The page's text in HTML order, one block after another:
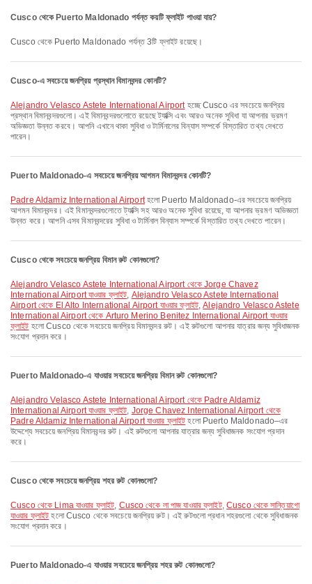
Cusco থেকে Puerto Maldonado পর্যন্ত কয়টি ফ্লাইট পাওয়া যায়?
Cusco থেকে Puerto Maldonado পর্যন্ত 3টি ফ্লাইট রয়েছে।
Cusco-এ সবচেয়ে জনপ্রিয় প্রস্থান বিমানবন্দর কোনটি?
Alejandro Velasco Astete International Airportহচ্ছে Cusco এর সবচেয়ে জনপ্রিয়
প্রস্থান বিমানবন্দরগুলো। এই বিমানবন্দরগুলোতে রয়েছে ট্যাক্সি এবং আরও অনেক সুবিধা যা আপনার ভ্রমণ
অভিজ্ঞতা উন্নত করবে। আপনি এখানে থাকা সুবিধা ও টার্মিনালের বিন্যাস সম্পর্কে বিস্তারিত তথ্য দেখতে
পারেন।
Puerto Maldonado-এ সবচেয়ে জনপ্রিয় আগমন বিমানবন্দর কোনটি?
Padre Aldamiz International Airportহলো Puerto Maldonado-এর সবচেয়ে জনপ্রিয়
আগমন বিমানবন্দর। এই বিমানবন্দরগুলোতে ট্যাক্সি সহ আরও অনেক সুবিধা রয়েছে, যা আপনার ভ্রমণ অভিজ্ঞতা
উন্নত করে। আপনি এসব বিমানবন্দরের সুবিধা ও টার্মিনাল বিন্যাস সম্পর্কে বিস্তারিত তথ্য দেখতে পারেন।
Cusco থেকে সবচেয়ে জনপ্রিয় বিমান রুট কোনগুলো?
Alejandro Velasco Astete International Airport থেকে Jorge Chavez
International Airport যাওয়ার ফ্লাইট, Alejandro Velasco Astete International
Airport থেকে El Alto International Airport যাওয়ার ফ্লাইট,Alejandro Velasco Astete
International Airport থেকে Arturo Merino Benitez International Airport যাওয়ার
ফ্লাইট হলো Cusco থেকে সবচেয়ে জনপ্রিয় বিমানবন্দর রুট। এই রুটগুলো আপনার যাত্রার জন্য সুবিধাজনক
সংযোগ প্রদান করে।
Puerto Maldonado-এ যাওয়ার সবচেয়ে জনপ্রিয় বিমান রুট কোনগুলো?
Alejandro Velasco Astete International Airport থেকে Padre Aldamiz
International Airport যাওয়ার ফ্লাইট, Jorge Chavez International Airport থেকে
Padre Aldamiz International Airport যাওয়ার ফ্লাইট হলো Puerto Maldonado–এর
উদ্দেশ্যে সবচেয়ে জনপ্রিয় বিমানবন্দর রুট। এই রুটগুলো আপনার যাত্রার জন্য সুবিধাজনক সংযোগ প্রদান
করে।
Cusco থেকে সবচেয়ে জনপ্রিয় শহর রুট কোনগুলো?
Cusco থেকে Lima যাওয়ার ফ্লাইট, Cusco থেকে লা পাজ যাওয়ার ফ্লাইট,Cusco থেকে সান্তিয়াগো
যাওয়ার ফ্লাইট হলো Cusco থেকে সবচেয়ে জনপ্রিয় রুট। এই রুটগুলো প্রধান শহরগুলো থেকে সুবিধাজনক
সংযোগ প্রদান করে।
Puerto Maldonado-এ যাওয়ার সবচেয়ে জনপ্রিয় শহর রুট কোনগুলো?